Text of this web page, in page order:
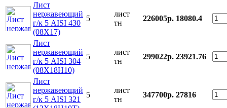
Лист
нержавеющий
г/к 5 AISI 430
(08Х17)
5
лист
тн
226005р. 18080.4
Лист
нержавеющий
г/к 5 AISI 304
(08Х18Н10)
5
лист
тн
299022р. 23921.76
Лист
нержавеющий
г/к 5 AISI 321
5
лист
тн
347700р. 27816